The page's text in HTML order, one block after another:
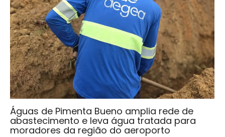
Águas de Pimenta Bueno amplia rede de
abastecimento e leva água tratada para
moradores da região do aeroporto